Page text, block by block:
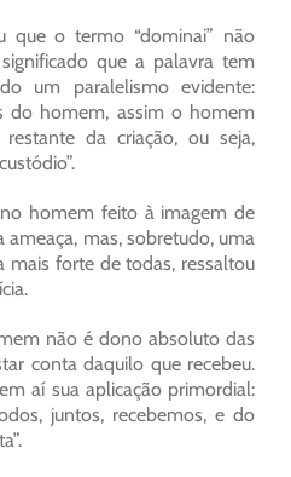
que o termo “dominai” não
que a palavra tem
um paralelismo evidente:
do homem, assim o homem
da criação, ou seja,
homem feito à imagem de
mas, sobretudo, uma
mais forte de todas, ressaltou
não é dono absoluto das
conta daquilo que recebeu.
aí sua aplicação primordial:
juntos, recebemos, e do